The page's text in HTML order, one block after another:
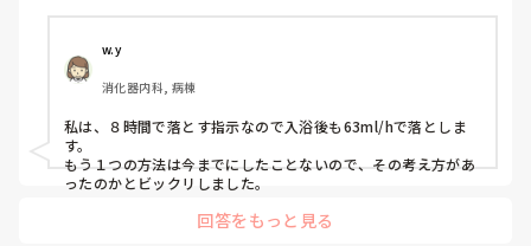
私のイメージでは、プリセプターは一緒に技術練習をしてく
れたり、定期的に悩みや困っていることを聞いてくれたりす
る存在だと思っていました。しかし、実際にはそのような関
わりはなく、面談などもありません。そのため、ずっと距離
を感じています。
一方で、他の先輩方は普段の会話の中で「何か困っているこ
とはない？」と気にかけてくださることが多く、そのような
関わりを感じています。しかし、プリセプターに対してはそ
す。私なら、変えたいってことは言わずに周りにいる先輩に聞
いたり技術練習の相手をお願いします。
話しかけやすい先輩はいますか？
今は大事な時なので、色んな事に悩むのはよく分かります。
変えて欲しいって言ったあとの環境が悪いほうに変わってしま
わないか心配なので、その日にフォローについてくれた先輩に
話しかけたら良いのかなって思います。
プリセプターが付くのが1番いいですが、あまり関わり方を知
らなそうなので。私なら、プリセプターに話を聞きたいところ
たりの量を設定してる方の2通りあります。先輩に聞きたい
のですがどちらかのやり方が間違ってる場合、先輩の間違い
を指摘する形になるのが怖くてまだ聞けてないです。みなさ
んはどちらでしているのか教えていただきたいです。
w.y
消化器内科, 病棟
私は、８時間で落とす指示なので入浴後も63ml/hで落としま
す。
もう１つの方法は今までにしたことないので、その考え方があ
ったのかとビックリしました。
回答をもっと見る